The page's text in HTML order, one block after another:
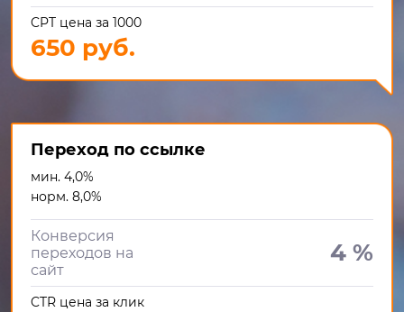
CPT цена за 1000
650 руб.
Переход по ссылке
мин. 4,0%
норм. 8,0%
Конверсия
переходов на
сайт
4 %
CTR цена за клик